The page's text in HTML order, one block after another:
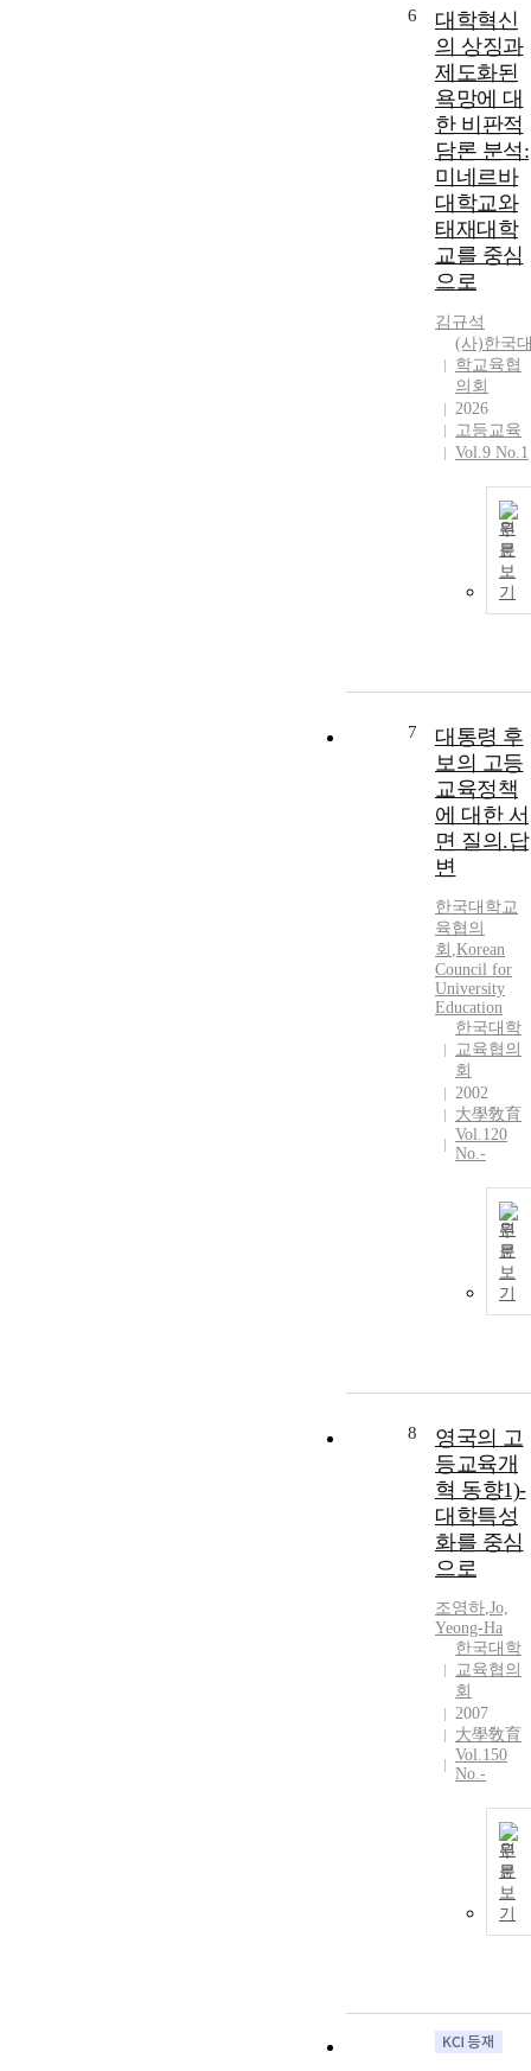
6
대학혁신
의 상징과
제도화된
욕망에 대
한 비판적
담론 분석:
미네르바
대학교와
태재대학
교를 중심
으로
김규석
(사)한국
학교육협
의회
2026
고등교육
Vol.9 No.1
원
문
보
기
7
대통령 후
보의 고등
교육정책
에 대한 서
면 질의.답
변
한국대학교
육협의
회 ,Korean
Council for
University
Education
한국대학
교육협의
회
2002
大學敎育
Vol.120
No.-
원
문
보
기
8
영국의 고
등교육개
혁 동향1)-
대학특성
화를 중심
으로
조영하,Jo,
Yeong-Ha
한국대학
교육협의
회
2007
大學敎育
Vol.150
No.-
원
문
보
기